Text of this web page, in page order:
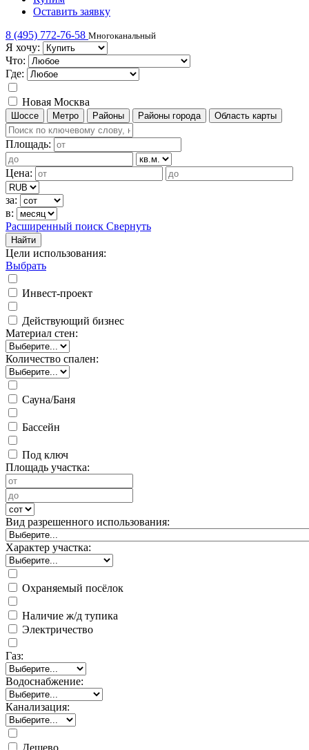
Оставить заявку
8 (495) 772-76-58 Многоканальный
Я хочу:
Что:
Где:
Новая Москва
Шоссе Метро Районы Районы города Область карты
Площадь:
Цена:
за:
в:
Расширенный поиск Свернуть
Найти
Цели использования:
Выбрать
Инвест-проект
Действующий бизнес
Материал стен:
Количество спален:
Сауна/Баня
Бассейн
Под ключ
Площадь участка:
Вид разрешенного использования:
Характер участка:
Охраняемый посёлок
Наличие ж/д тупика
Электричество
Газ:
Водоснабжение:
Канализация:
Дешево